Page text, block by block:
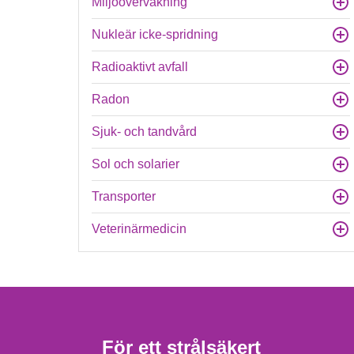
Nukleär icke-spridning
Radioaktivt avfall
Radon
Sjuk- och tandvård
Sol och solarier
Transporter
Veterinärmedicin
För ett strålsäkert